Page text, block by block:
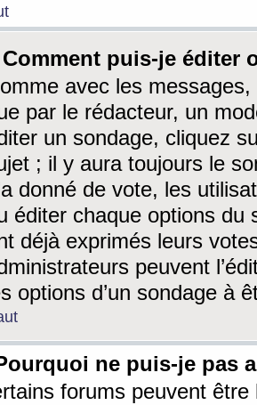
Comment puis-je éditer
avec les
par le rédacteur, un
un sondage, cliquez
; il y aura toujours le
donné de vote, les
éditer chaque options du
déjà exprimés leurs
peuvent
options d’un sondage à
ne puis-je pas
forums peuvent être